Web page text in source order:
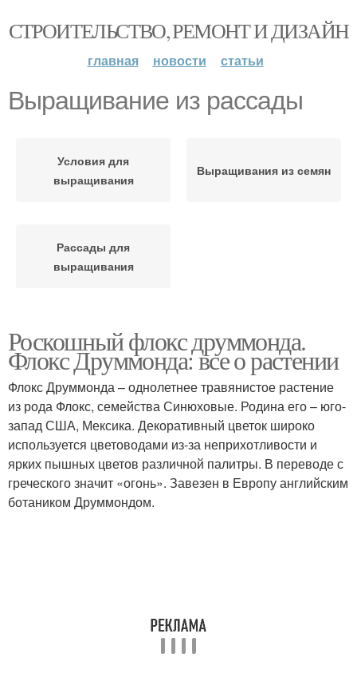
СТРОИТЕЛЬСТВО, РЕМОНТ И ДИЗАЙН
главная новости статьи
Выращивание из рассады
Условия для
выращивания
Выращивания из семян
Рассады для
выращивания
Роскошный флокс друммонда.
Флокс Друммонда: все о растении
Флокс Друммонда – однолетнее травянистое растение
из рода Флокс, семейства Синюховые. Родина его – юго-
запад США, Мексика. Декоративный цветок широко
используется цветоводами из-за неприхотливости и
ярких пышных цветов различной палитры. В переводе с
греческого значит «огонь». Завезен в Европу английским
ботаником Друммондом.